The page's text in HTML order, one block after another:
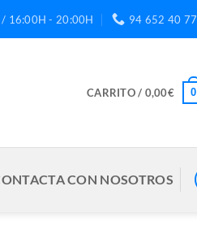
16:00H - 20:00H 94 652 40
CARRITO / 0,00€ 0
CON NOSOTROS